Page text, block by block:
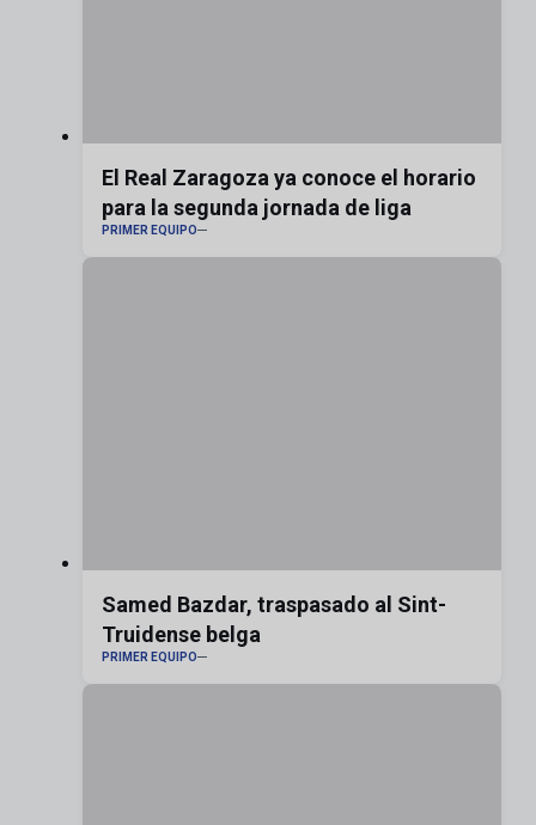
El Real Zaragoza ya conoce el horario
para la segunda jornada de liga
PRIMER EQUIPO
Samed Bazdar, traspasado al Sint-
Truidense belga
PRIMER EQUIPO